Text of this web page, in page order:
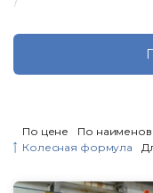
По цене По
Колесная формула